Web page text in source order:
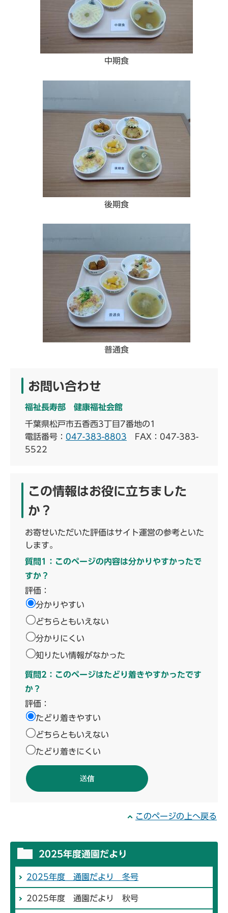
中期食
後期食
普通食
お問い合わせ
福祉長寿部 健康福祉会館
千葉県松戸市五香西3丁目7番地の1
電話番号： 047-383-8803 FAX：047-383-
5522
この情報はお役に立ちました
か？
お寄せいただいた評価はサイト運営の参考といた
します。
質問1：このページの内容は分かりやすかったで
すか？
評価：
分かりやすい
どちらともいえない
分かりにくい
知りたい情報がなかった
質問2：このページはたどり着きやすかったです
か？
評価：
たどり着きやすい
どちらともいえない
たどり着きにくい
このページの上へ戻る
2025年度通園だより
2025年度 通園だより 冬号
2025年度 通園だより 秋号